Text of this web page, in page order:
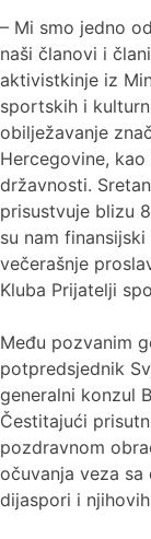
– Mi smo jedno
naši članovi i
aktivistkinje iz
sportskih i
obilježavanje
Hercegovine,
državnosti.
prisustvuje blizu
su nam
večerašnje
Kluba Prijatelji
Među pozvanim
potpredsjednik
generalni konzul
Čestitajući
pozdravnom
očuvanja veza
dijaspori i